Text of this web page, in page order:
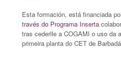
Esta formación, está financiada
través do Programa Inserta
tras cederlle a COGAMI o uso da
primeira planta do CET de